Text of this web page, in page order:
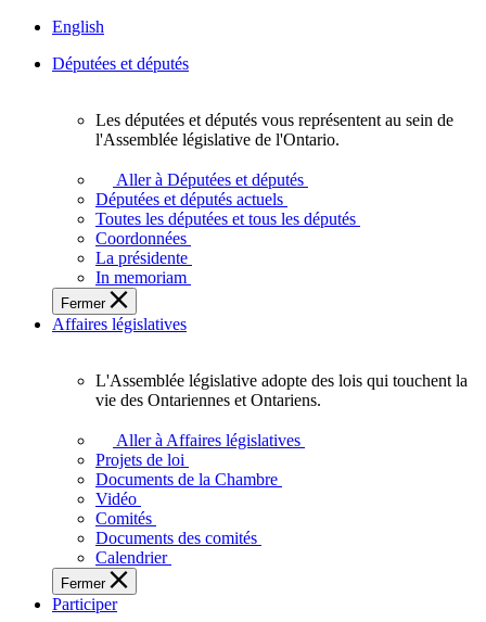
English
Députées et députés
députés
vous
représentent
sein
de
l'Assemblée
législative
l'Ontario.
Les députées et députés vous représentent au sein de
l'Assemblée législative de l'Ontario.
Aller à Députées et députés
Députées et députés actuels
Toutes les députées et tous les députés
Coordonnées
La présidente
In memoriam
Fermer
Affaires législatives
L'Assemblée
adopte
touchent
des
Ontariennes
et
L'Assemblée législative adopte des lois qui touchent la
vie des Ontariennes et Ontariens.
Aller à Affaires législatives
Projets de loi
Documents de la Chambre
Vidéo
Comités
Documents des comités
Calendrier
Fermer
Participer